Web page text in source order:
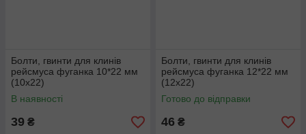
Болти, гвинти для клинів
рейсмуса фуганка 10*22 мм
(10х22)
В наявності
39 ₴
Болти, гвинти для клинів
рейсмуса фуганка 12*22 мм
(12х22)
Готово до відправки
46 ₴